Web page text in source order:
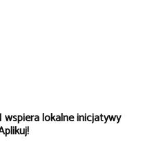
wspiera lokalne inicjatywy